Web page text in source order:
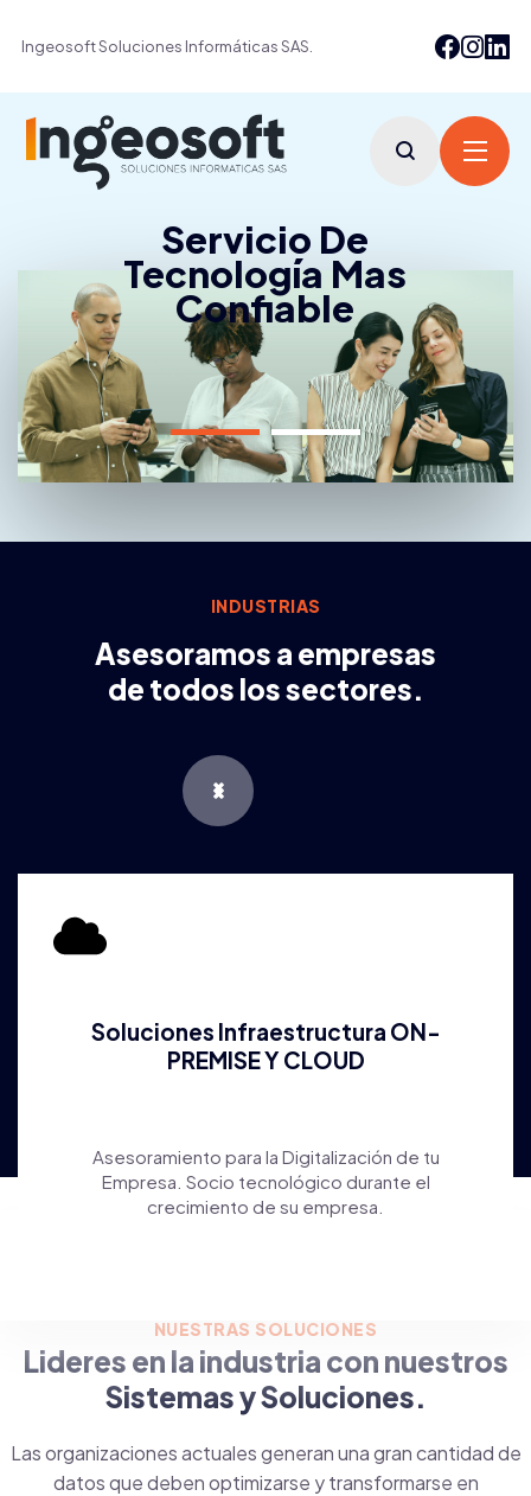
Ingeosoft Soluciones Informáticas SAS.
Servicio De
Tecnología Mas
Confiable
INDUSTRIAS
Asesoramos a empresas
de todos los sectores.
Soluciones Infraestructura ON-
PREMISE Y CLOUD
Asesoramiento para la Digitalización de tu
Empresa. Socio tecnológico durante el
crecimiento de su empresa.
NUESTRAS SOLUCIONES
Lideres en la industria con nuestros
Sistemas y Soluciones.
Las organizaciones actuales generan una gran cantidad de
datos que deben optimizarse y transformarse en